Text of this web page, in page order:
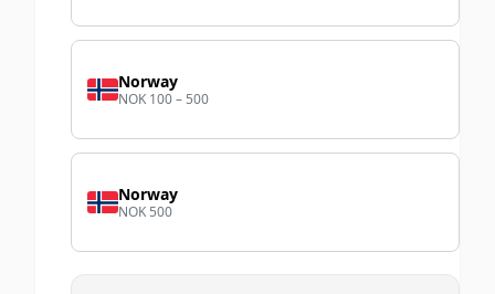
Norway
NOK 100 – 500
Norway
NOK 500